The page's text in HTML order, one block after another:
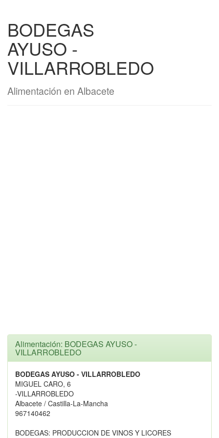
BODEGAS
AYUSO -
VILLARROBLEDO
Alimentación en Albacete
Alimentación: BODEGAS AYUSO -
VILLARROBLEDO
BODEGAS AYUSO - VILLARROBLEDO
MIGUEL CARO, 6
-VILLARROBLEDO
Albacete / Castilla-La-Mancha
967140462
BODEGAS: PRODUCCION DE VINOS Y LICORES